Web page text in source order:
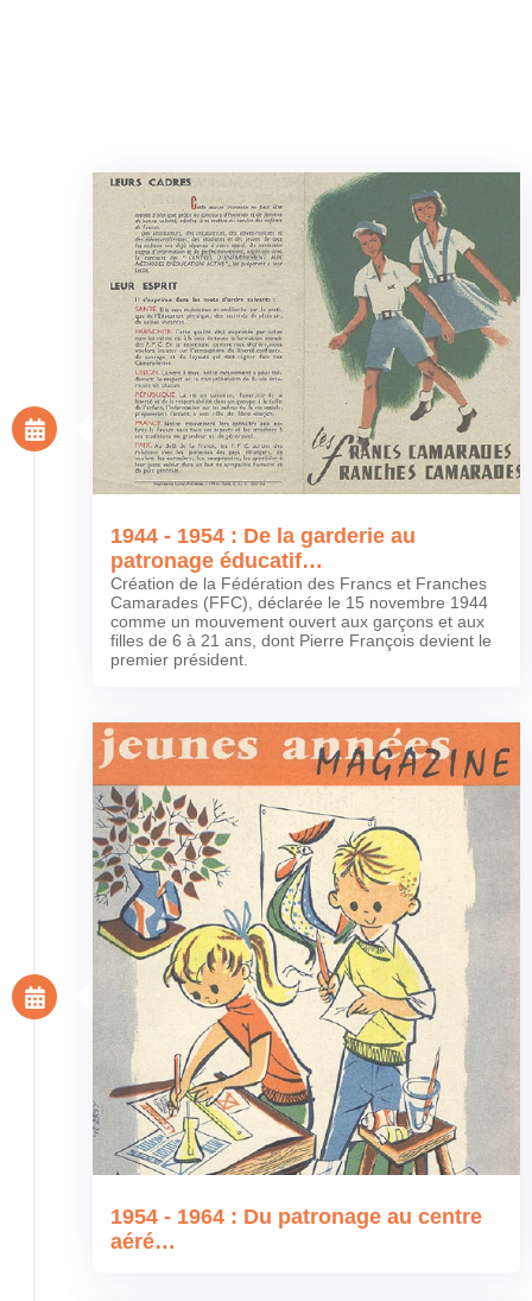
1944 - 1954 : De la garderie au
patronage éducatif…
Création de la Fédération des Francs et Franches
Camarades (FFC), déclarée le 15 novembre 1944
comme un mouvement ouvert aux garçons et aux
filles de 6 à 21 ans, dont Pierre François devient le
premier président.
1954 - 1964 : Du patronage au centre
aéré…